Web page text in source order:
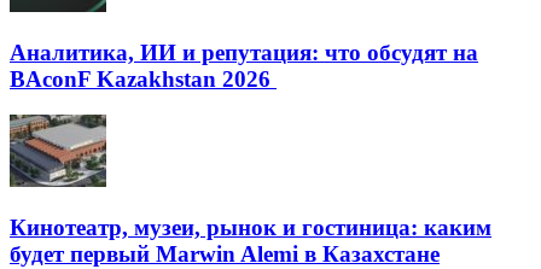
Аналитика, ИИ и репутация: что обсудят на
BAconF Kazakhstan 2026
Кинотеатр, музеи, рынок и гостиница: каким
будет первый Marwin Alemi в Казахстане